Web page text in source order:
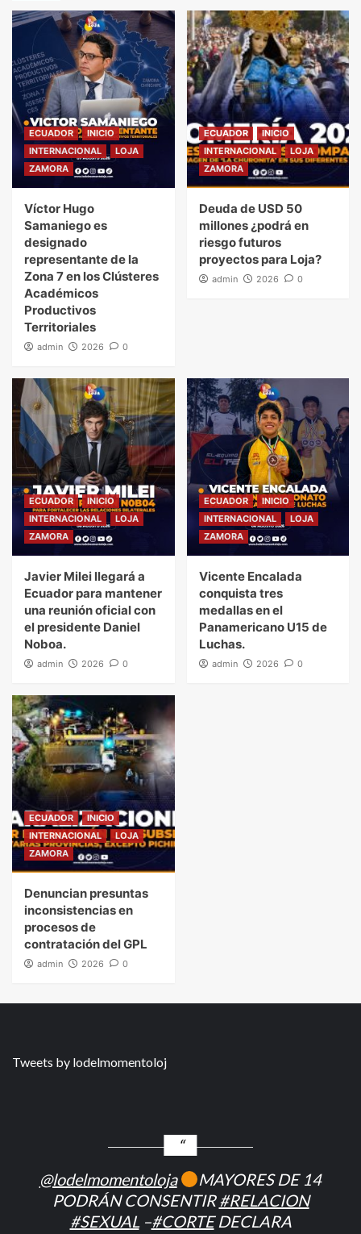
ECUADOR
INICIO
INTERNACIONAL
LOJA
ZAMORA
Víctor Hugo
Samaniego es
designado
representante de la
Zona 7 en los Clústeres
Académicos
Productivos
Territoriales
admin 2026 0
ECUADOR
INICIO
INTERNACIONAL
LOJA
ZAMORA
Deuda de USD 50
millones ¿podrá en
riesgo futuros
proyectos para Loja?
admin 2026 0
ECUADOR
INICIO
INTERNACIONAL
LOJA
ZAMORA
Javier Milei llegará a
Ecuador para mantener
una reunión oficial con
el presidente Daniel
Noboa.
admin 2026 0
ECUADOR
INICIO
INTERNACIONAL
LOJA
ZAMORA
Vicente Encalada
conquista tres
medallas en el
Panamericano U15 de
Luchas.
admin 2026 0
ECUADOR
INICIO
INTERNACIONAL
LOJA
ZAMORA
Denuncian presuntas
inconsistencias en
procesos de
contratación del GPL
admin 2026 0
Tweets by lodelmomentoloj
@lodelmomentoloja
MAYORES DE 14
PODRÁN CONSENTIR#RELACION
#SEXUAL–#CORTEDECLARA